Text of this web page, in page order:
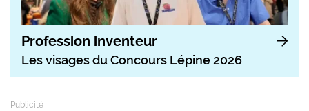
Profession inventeur
Les visages du Concours Lépine 2026